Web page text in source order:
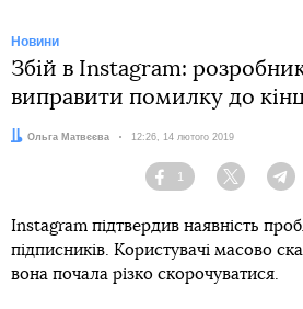
Новини
Збій в Instagram:
виправити помилку до
Автор:
Ольга Матвєєва Дата:
12:26, 14 лютого 2019
Facebook
1
Twitter
Instagram підтвердив наявність
підписників. Користувачі масово
вона почала різко скорочуватися.